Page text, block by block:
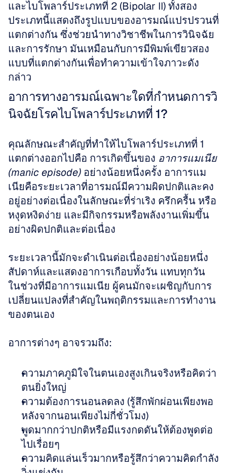
และไบโพลาร์ประเภทที่ 2 (Bipolar II) ทั้งสอง
ประเภทนี้แสดงถึงรูปแบบของอารมณ์แปรปรวนที่
แตกต่างกัน ซึ่งช่วยนำทางวิชาชีพในการวินิจฉัย
และการรักษา มันเหมือนกับการมีพิมพ์เขียวสอง
แบบที่แตกต่างกันเพื่อทำความเข้าใจภาวะดัง
กล่าว
อาการทางอารมณ์เฉพาะใดที่กำหนดการวิ
นิจฉัยโรคไบโพลาร์ประเภทที่ 1?
คุณลักษณะสำคัญที่ทำให้ไบโพลาร์ประเภทที่ 1
แตกต่างออกไปคือ การเกิดขึ้นของ อาการแมเนีย
(manic episode) อย่างน้อยหนึ่งครั้ง อาการแม
เนียคือระยะเวลาที่อารมณ์มีความผิดปกติและคง
อยู่อย่างต่อเนื่องในลักษณะที่ร่าเริง ครึกครื้น หรือ
หงุดหงิดง่าย และมีกิจกรรมหรือพลังงานเพิ่มขึ้น
อย่างผิดปกติและต่อเนื่อง
ระยะเวลานี้มักจะดำเนินต่อเนื่องอย่างน้อยหนึ่ง
สัปดาห์และแสดงอาการเกือบทั้งวัน แทบทุกวัน
ในช่วงที่มีอาการแมเนีย ผู้คนมักจะเผชิญกับการ
เปลี่ยนแปลงที่สำคัญในพฤติกรรมและการทำงาน
ของตนเอง
อาการต่างๆ อาจรวมถึง:
ความภาคภูมิใจในตนเองสูงเกินจริงหรือคิดว่า
ตนยิ่งใหญ่
ความต้องการนอนลดลง (รู้สึกพักผ่อนเพียงพอ
หลังจากนอนเพียงไม่กี่ชั่วโมง)
พูดมากกว่าปกติหรือมีแรงกดดันให้ต้องพูดต่อ
ไปเรื่อยๆ
ความคิดแล่นเร็วมากหรือรู้สึกว่าความคิดกำลัง